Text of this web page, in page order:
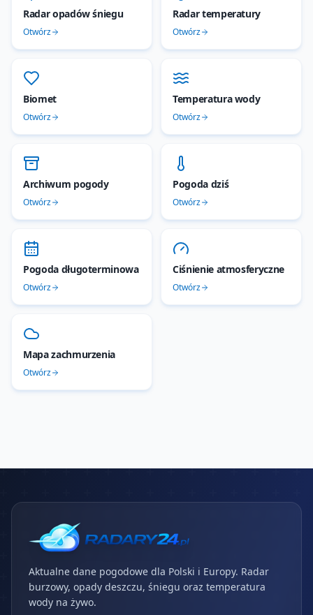
Radar opadów śniegu
Otwórz
Radar temperatury
Otwórz
Biomet
Otwórz
Temperatura wody
Otwórz
Archiwum pogody
Otwórz
Pogoda dziś
Otwórz
Pogoda długoterminowa
Otwórz
Ciśnienie atmosferyczne
Otwórz
Mapa zachmurzenia
Otwórz
Aktualne dane pogodowe dla Polski i Europy. Radar
burzowy, opady deszczu, śniegu oraz temperatura
wody na żywo.